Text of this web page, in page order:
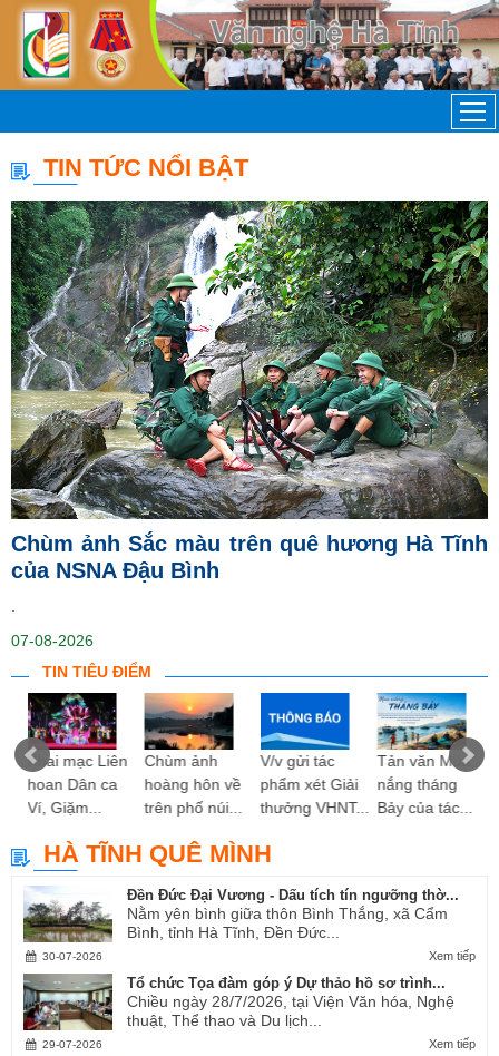
TIN TỨC NỔI BẬT
Chùm ảnh Sắc màu trên quê hương Hà Tĩnh
của NSNA Đậu Bình
07-08-2026
TIN TIÊU ĐIỂM
Khai mạc Liên
hoan Dân ca
Ví, Giặm...
Chùm ảnh
hoàng hôn về
trên phố núi...
V/v gửi tác
phẩm xét Giải
thưởng VHNT...
Tản văn Mùa
nắng tháng
Bảy của tác...
HÀ TĨNH QUÊ MÌNH
Đền Đức Đại Vương - Dấu tích tín ngưỡng thờ...
Nằm yên bình giữa thôn Bình Thắng, xã Cẩm
Bình, tỉnh Hà Tĩnh, Đền Đức...
Xem tiếp
30-07-2026
Tổ chức Tọa đàm góp ý Dự thảo hồ sơ trình...
Chiều ngày 28/7/2026, tại Viện Văn hóa, Nghệ
thuật, Thể thao và Du lịch...
Xem tiếp
29-07-2026